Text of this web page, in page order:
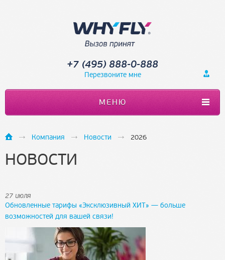
+7 (495) 888-0-888
Перезвоните мне
МЕНЮ
Компания Новости 2026
НОВОСТИ
27 июля
Обновленные тарифы «Эксклюзивный ХИТ» — больше
возможностей для вашей связи!